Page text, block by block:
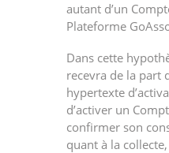
autant d’un
Plateforme
Dans cette
recevra de la part
hypertexte
d’activer un
confirmer son
quant à la